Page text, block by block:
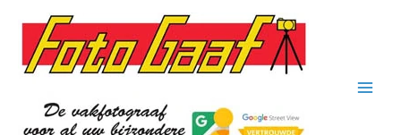
naar
inhoud